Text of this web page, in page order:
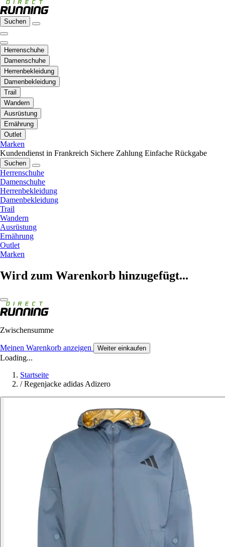
Suchen
Herrenschuhe
Damenschuhe
Herrenbekleidung
Damenbekleidung
Trail
Wandern
Ausrüstung
Ernährung
Outlet
Marken
Kundendienst in Frankreich Sichere Zahlung Einfache Rückgabe
Suchen
Herrenschuhe
Damenschuhe
Herrenbekleidung
Damenbekleidung
Trail
Wandern
Ausrüstung
Ernährung
Outlet
Marken
Wird zum Warenkorb hinzugefügt...
Zwischensumme
Meinen Warenkorb anzeigen Weiter einkaufen
Loading...
Startseite
/ Regenjacke adidas Adizero